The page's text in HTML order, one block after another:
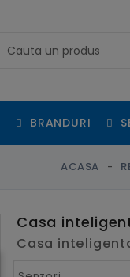
BRANDURI
ACASA
Casa
Casa